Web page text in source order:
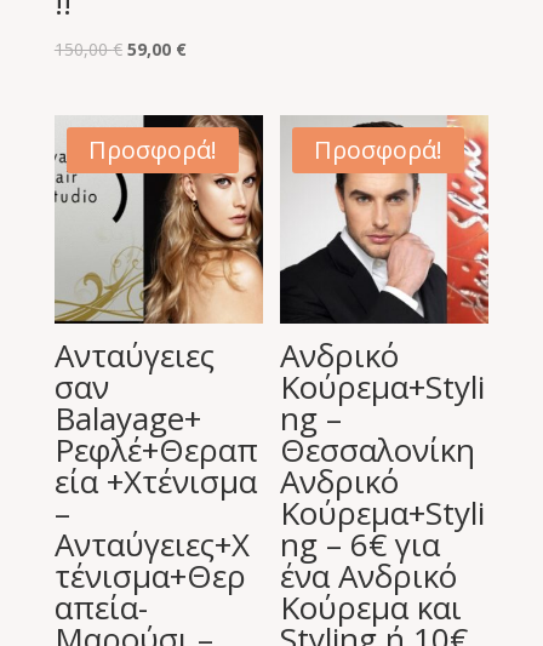
150,00€ Original
was:
150,00 €.
59,00 €Η
τιμή
είναι:
59,00 €.
Προσφορά!
Ανταύγειες
σαν
Balayage+
Ρεφλέ+Θεραπ
εία +Χτένισμα
–
Ανταύγειες+Χ
τένισμα+Θερ
απεία-
Προσφορά!
Ανδρικό
Κούρεμα+Styli
ng –
Θεσσαλονίκη
Ανδρικό
Κούρεμα+Styli
ng – 6€ για
ένα Ανδρικό
Κούρεμα και